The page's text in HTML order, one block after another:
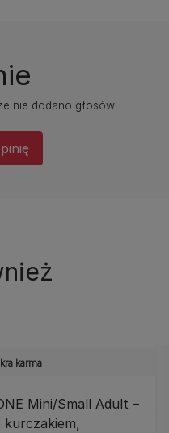
nie dodano głosów
karma
Mini/Small Adult –
kurczakiem,